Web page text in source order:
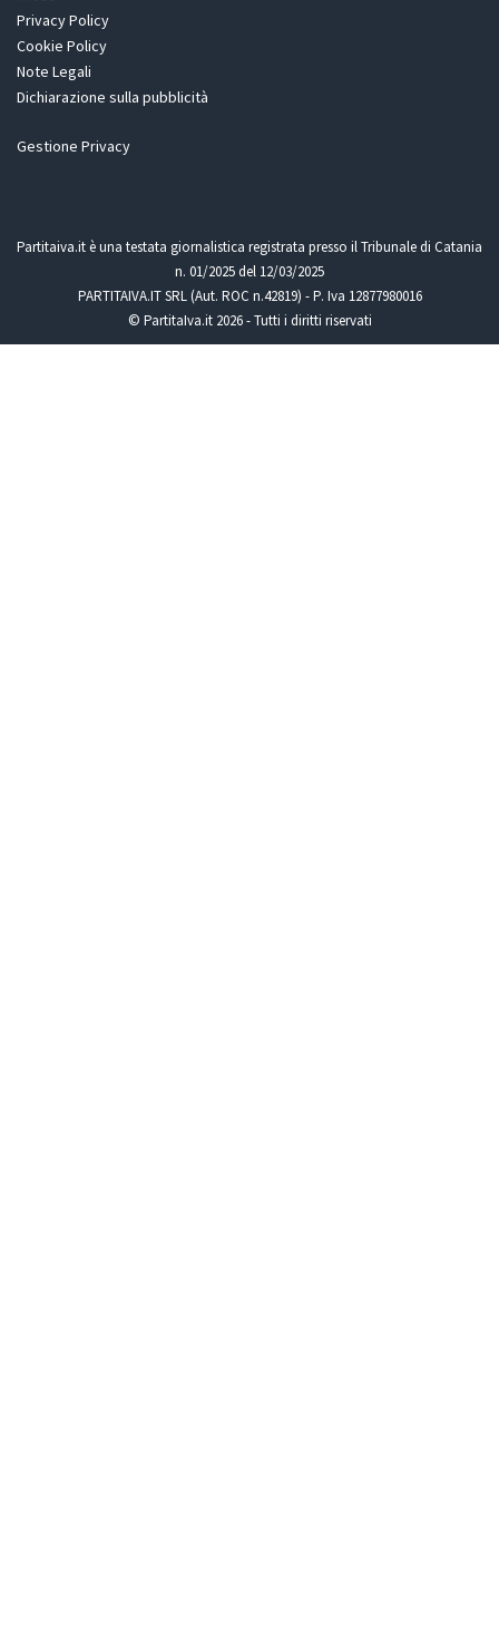
Privacy Policy
Cookie Policy
Note Legali
Dichiarazione sulla pubblicità
Gestione Privacy
Partitaiva.it è una testata giornalistica registrata presso il Tribunale di Catania
n. 01/2025 del 12/03/2025
PARTITAIVA.IT SRL (Aut. ROC n.42819) - P. Iva 12877980016
© PartitaIva.it 2026 - Tutti i diritti riservati